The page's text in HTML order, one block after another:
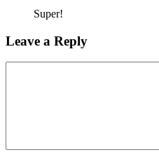
Super!
Leave a Reply